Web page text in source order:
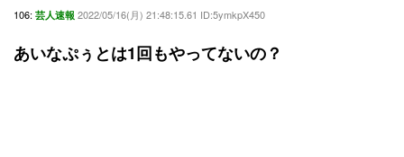
106: 芸人速報 2022/05/16(月) 21:48:15.61 ID:5ymkpX450
あいなぷぅとは1回もやってないの？